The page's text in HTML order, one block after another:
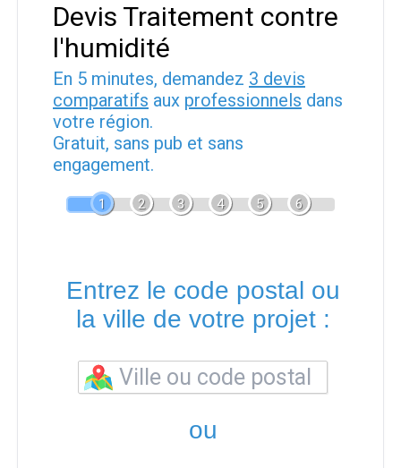
Devis Traitement contre
l'humidité
En 5 minutes, demandez 3 devis
comparatifs aux professionnels dans
votre région.
Gratuit, sans pub et sans
engagement.
1 2 3 4 5 6
Entrez le code postal ou
la ville de votre projet :
ou